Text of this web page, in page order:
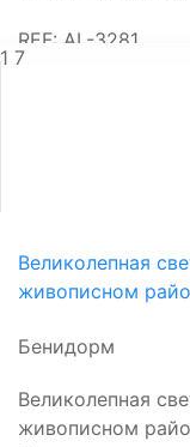
REF: AL-3281
1 7
Великолепная
живописном
Бенидорм
Великолепная
живописном